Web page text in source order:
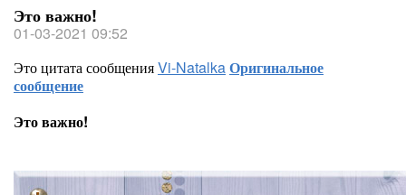
Это важно!
01-03-2021 09:52
Это цитата сообщенияVi-NatalkaОригинальное
сообщение
Это важно!